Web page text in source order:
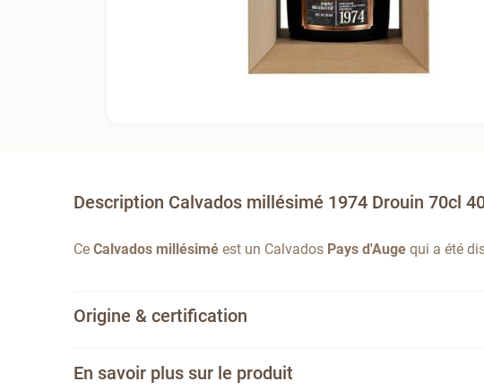
Description Calvados millésimé 1974 Drouin 70cl
CeCalvados millésimé est un Calvados Pays d'Auge qui a été
Origine & certification
En savoir plus sur le produit